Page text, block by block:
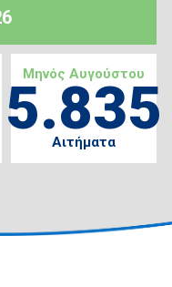
Μηνός Αυγούστου
5.835
Αιτήματα